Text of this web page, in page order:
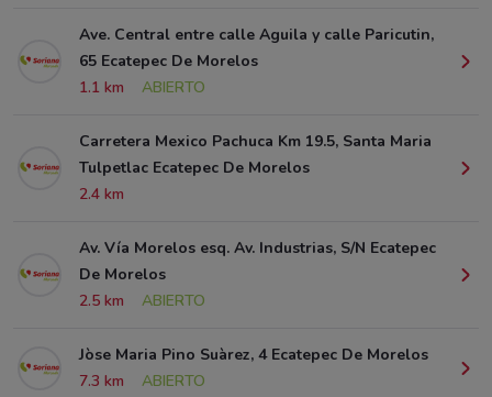
Ave. Central entre calle Aguila y calle Paricutin,
65 Ecatepec De Morelos
1.1 km
ABIERTO
Carretera Mexico Pachuca Km 19.5, Santa Maria
Tulpetlac Ecatepec De Morelos
2.4 km
Av. Vía Morelos esq. Av. Industrias, S/N Ecatepec
De Morelos
2.5 km
ABIERTO
Jòse Maria Pino Suàrez, 4 Ecatepec De Morelos
7.3 km
ABIERTO